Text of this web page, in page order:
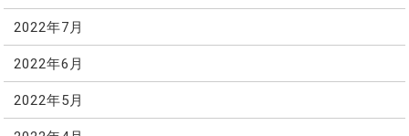
2022年7月
2022年6月
2022年5月